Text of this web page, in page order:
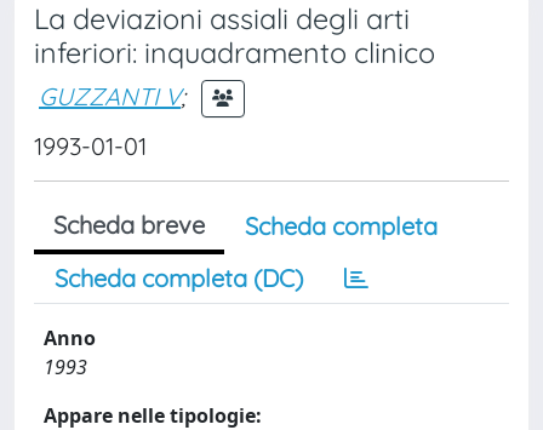
La deviazioni assiali degli arti
inferiori: inquadramento clinico
GUZZANTI V;
1993-01-01
Scheda breve
Scheda completa
Scheda completa (DC)
Anno
1993
Appare nelle tipologie: